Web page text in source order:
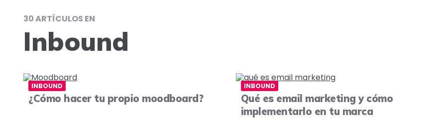
30 ARTÍCULOS EN
Inbound
INBOUND
¿Cómo hacer tu propio moodboard?
INBOUND
Qué es email marketing y cómo
implementarlo en tu marca